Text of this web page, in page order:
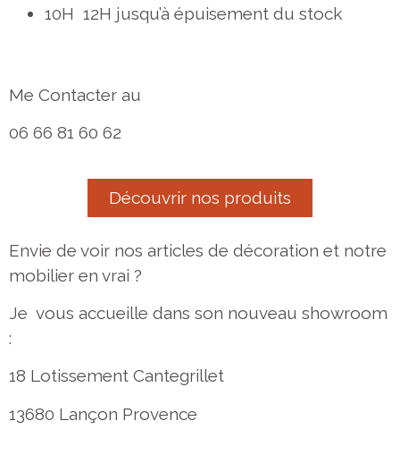
10H 12H jusqu’à épuisement du stock
Me Contacter au
06 66 81 60 62
Découvrir nos produits
Envie de voir nos articles de décoration et notre
mobilier en vrai ?
Je vous accueille dans son nouveau showroom
:
18 Lotissement Cantegrillet
13680 Lançon Provence